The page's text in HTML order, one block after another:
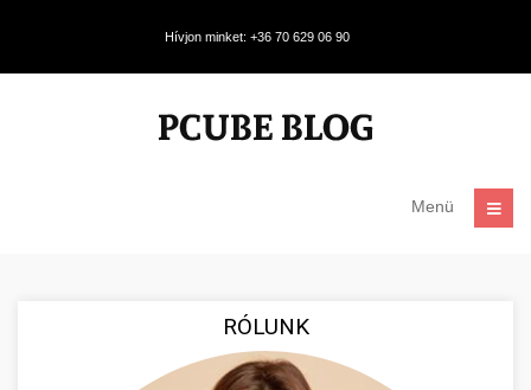
Hívjon minket: +36 70 629 06 90
Menü
RÓLUNK